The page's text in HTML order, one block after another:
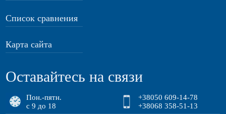
Список сравнения
Карта сайта
Оставайтесь на связи
Пон.-пятн.
с 9 до 18
+38050 609-14-78
+38068 358-51-13